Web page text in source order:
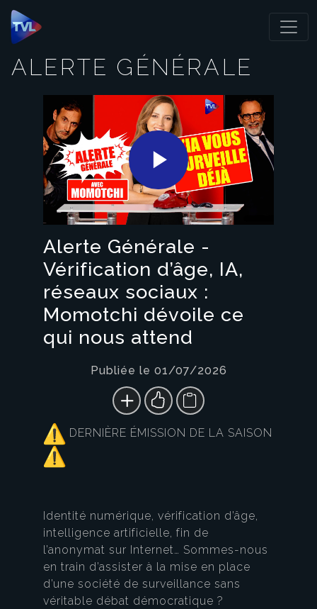
Panneau de gestion des cookies
ALERTE GÉNÉRALE
Play
Video
Alerte Générale -
Vérification d’âge, IA,
réseaux sociaux :
Momotchi dévoile ce
qui nous attend
Publiée le 01/07/2026
DERNIÈRE ÉMISSION DE LA SAISON
Identité numérique, vérification d’âge,
intelligence artificielle, fin de
l’anonymat sur Internet… Sommes-nous
en train d’assister à la mise en place
d’une société de surveillance sans
véritable débat démocratique ?